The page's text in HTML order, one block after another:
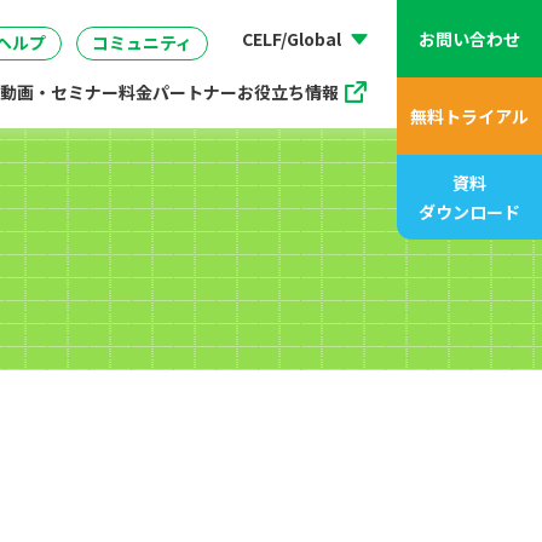
ルプ コミュニティ CELF/Global
理 07企画・マーケティング
動画・セミナー料金パートナー
販売支援プログラム
お役立ち情報
お問い合わせ
無料トライアル
資料
ダウンロード